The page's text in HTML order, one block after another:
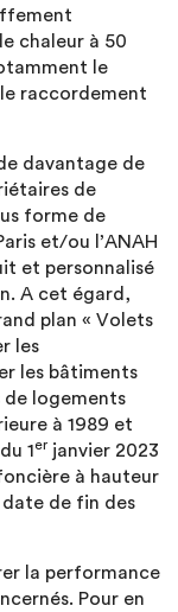
chaleur à 50
le
raccordement
davantage de
de
forme de
et/ou l’ANAH
et personnalisé
A cet égard,
plan « Volets
les
les bâtiments
de logements
à 1989 et
1er janvier 2023
à hauteur
date de fin des
la performance
Pour en